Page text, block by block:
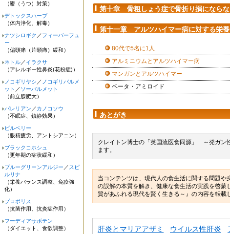
第十章 骨粗しょう症で骨折り損になら
第十一章 アルツハイマー病に対する栄
80代で5名に1人
アルミニウムとアルツハイマー病
マンガンとアルツハイマー
ベータ・アミロイド
あとがき
クレイトン博士の「英国流医食同源」 ～発ガン
ます。
当コンテンツは、現代人の食生活に関する問題
の誤解の本質を解き、健康な食生活の実践を啓
質があふれる現代を賢く生きる～』の内容を転載
肝炎とマリアアザミ ウイルス性肝炎
（鬱（うつ）対策）
デトックスハーブ
（体内浄化、解毒）
ナツシロギク ／フィーバーフュ
ー
（偏頭痛（片頭痛）緩和）
ネトル ／イラクサ
（アレルギー性鼻炎(花粉症)）
ノコギリヤシ ／ ノコギリパルメ
ット ／ソーパルメット
（前立腺肥大）
バレリアン ／カノコソウ
（不眠症、鎮静効果）
ビルベリー
（眼精疲労、アントシアニン）
ブラックコホシュ
（更年期の症状緩和）
ブルーグリーンアルジー ／スピ
ルリナ
（栄養バランス調整、免疫強
化）
プロポリス
（抗菌作用、抗炎症作用）
フーディアサボテン
（ダイエット、食欲調整）